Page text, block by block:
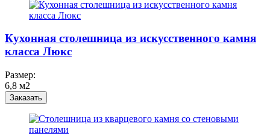
Кухонная столешница из искусственного камня
класса Люкс
Размер:
6,8 м2
Заказать